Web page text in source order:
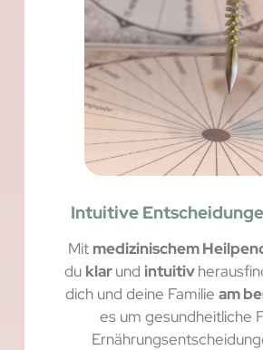
Intuitive
Mit medizinischem
du klarund intuitiv
dich und deine Familie am
es um gesundheitliche